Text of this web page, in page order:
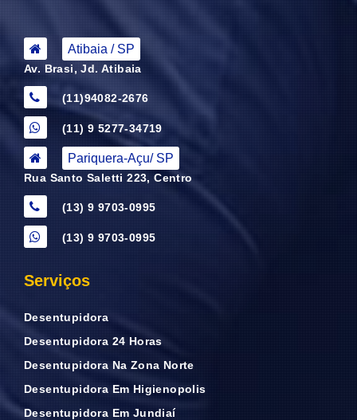
Atibaia / SP
Av. Brasi, Jd. Atibaia
(11)94082-2676
(11) 9 5277-34719
Pariquera-Açu/ SP
Rua Santo Saletti 223, Centro
(13) 9 9703-0995
(13) 9 9703-0995
Serviços
Desentupidora
Desentupidora 24 Horas
Desentupidora Na Zona Norte
Desentupidora Em Higienopolis
Desentupidora Em Jundiaí